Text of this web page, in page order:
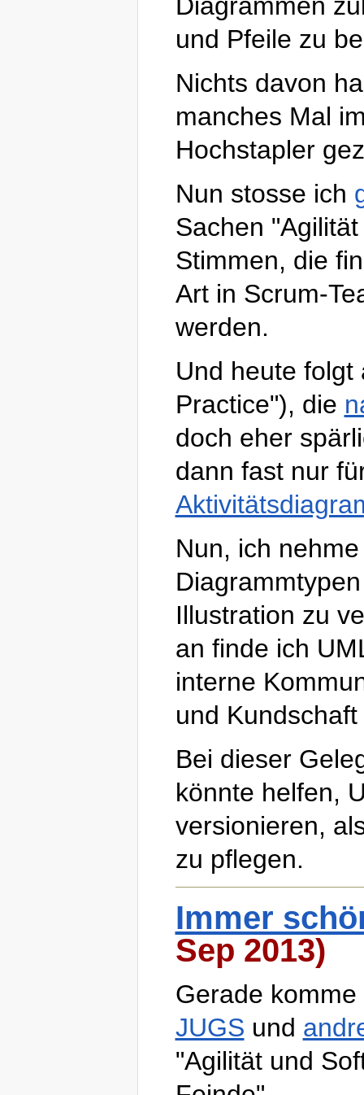
und Pfeile zu
Nichts davon
manches Mal
Hochstapler
Nun stosse ich
Sachen
Stimmen, die
Art in Scrum-
werden.
Und heute
Practice"), die
doch eher
dann fast nur
Nun, ich
Illustration zu
an finde ich
interne
und
Bei dieser
könnte helfen,
versionieren,
zu pflegen.
Immer
Sep 2013)
Gerade
JUGS und
"Agilität und